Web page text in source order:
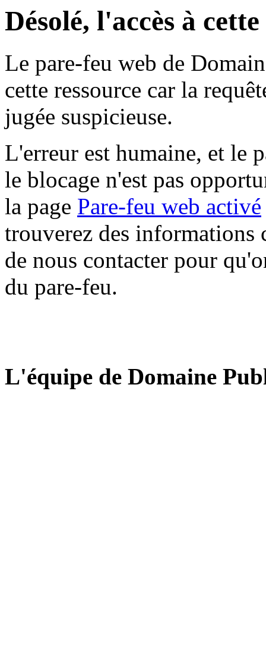
Désolé, l'accès à
Le pare-feu web de
cette ressource car la
jugée suspicieuse.
L'erreur est humaine, et le
le blocage n'est pas
la page Pare-feu web activé
trouverez des informations
de nous contacter pour
du pare-feu.
L'équipe de Domaine